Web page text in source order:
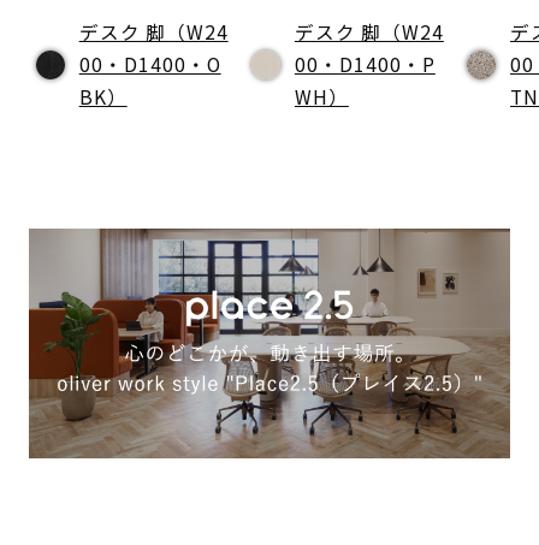
デスク 脚（W24
00・D1400・O
BK）
デスク 脚（W24
00・D1400・P
WH）
デ
00